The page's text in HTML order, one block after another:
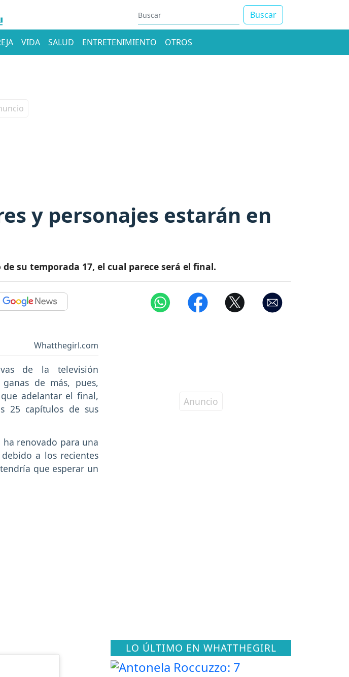
Buscar
VIDA SALUD ENTRETENIMIENTO OTROS
y personajes estarán en
su temporada 17, el cual parece será el final.
Whatthegirl.com
de la televisión
de más, pues,
adelantar el final,
25 capítulos de sus
ha renovado para una
a los recientes
que esperar un
LO ÚLTIMO EN WHATTHEGIRL